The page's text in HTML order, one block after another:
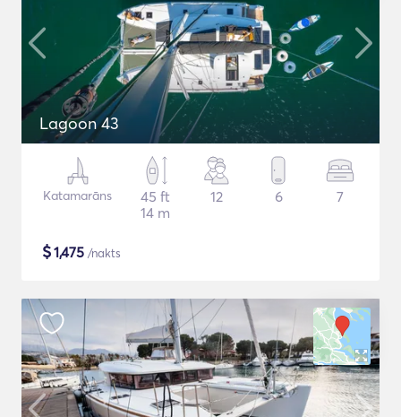
Lagoon 43
Katamarāns
45 ft
14 m
12 6 7
$1,475 /nakts